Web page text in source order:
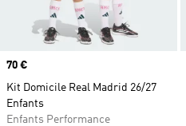
Prix
70 €
Kit Domicile Real Madrid 26/27
Enfants
Enfants Performance